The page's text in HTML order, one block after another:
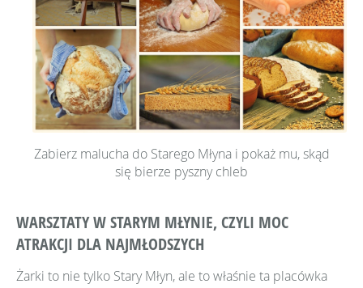
Zabierz malucha do Starego Młyna i pokaż mu, skąd
się bierze pyszny chleb
WARSZTATY W STARYM MŁYNIE, CZYLI MOC
ATRAKCJI DLA NAJMŁODSZYCH
Żarki to nie tylko Stary Młyn, ale to właśnie ta placówka